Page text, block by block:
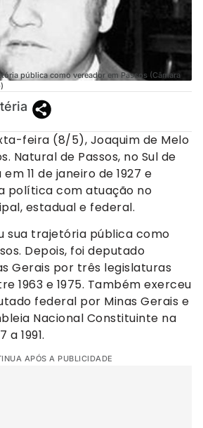
pública como vereador em Passos (Câmara
feira (8/5), Joaquim de Melo
Natural de Passos, no Sul de
11 de janeiro de 1927 e
política com atuação no
estadual e federal.
sua trajetória pública como
Depois, foi deputado
Gerais por três legislaturas
1963 e 1975. Também exerceu
federal por Minas Gerais e
Nacional Constituinte na
a 1991.
APÓS A PUBLICIDADE